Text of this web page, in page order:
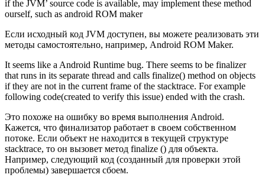
if the JVM’ source code is available, may implement these method
ourself, such as android ROM maker
Если исходный код JVM доступен, вы можете реализовать эти
методы самостоятельно, например, Android ROM Maker.
It seems like a Android Runtime bug. There seems to be finalizer
that runs in its separate thread and calls finalize() method on objects
if they are not in the current frame of the stacktrace. For example
following code(created to verify this issue) ended with the crash.
Это похоже на ошибку во время выполнения Android.
Кажется, что финализатор работает в своем собственном
потоке. Если объект не находится в текущей структуре
stacktrace, то он вызовет метод finalize () для объекта.
Например, следующий код (созданный для проверки этой
проблемы) завершается сбоем.